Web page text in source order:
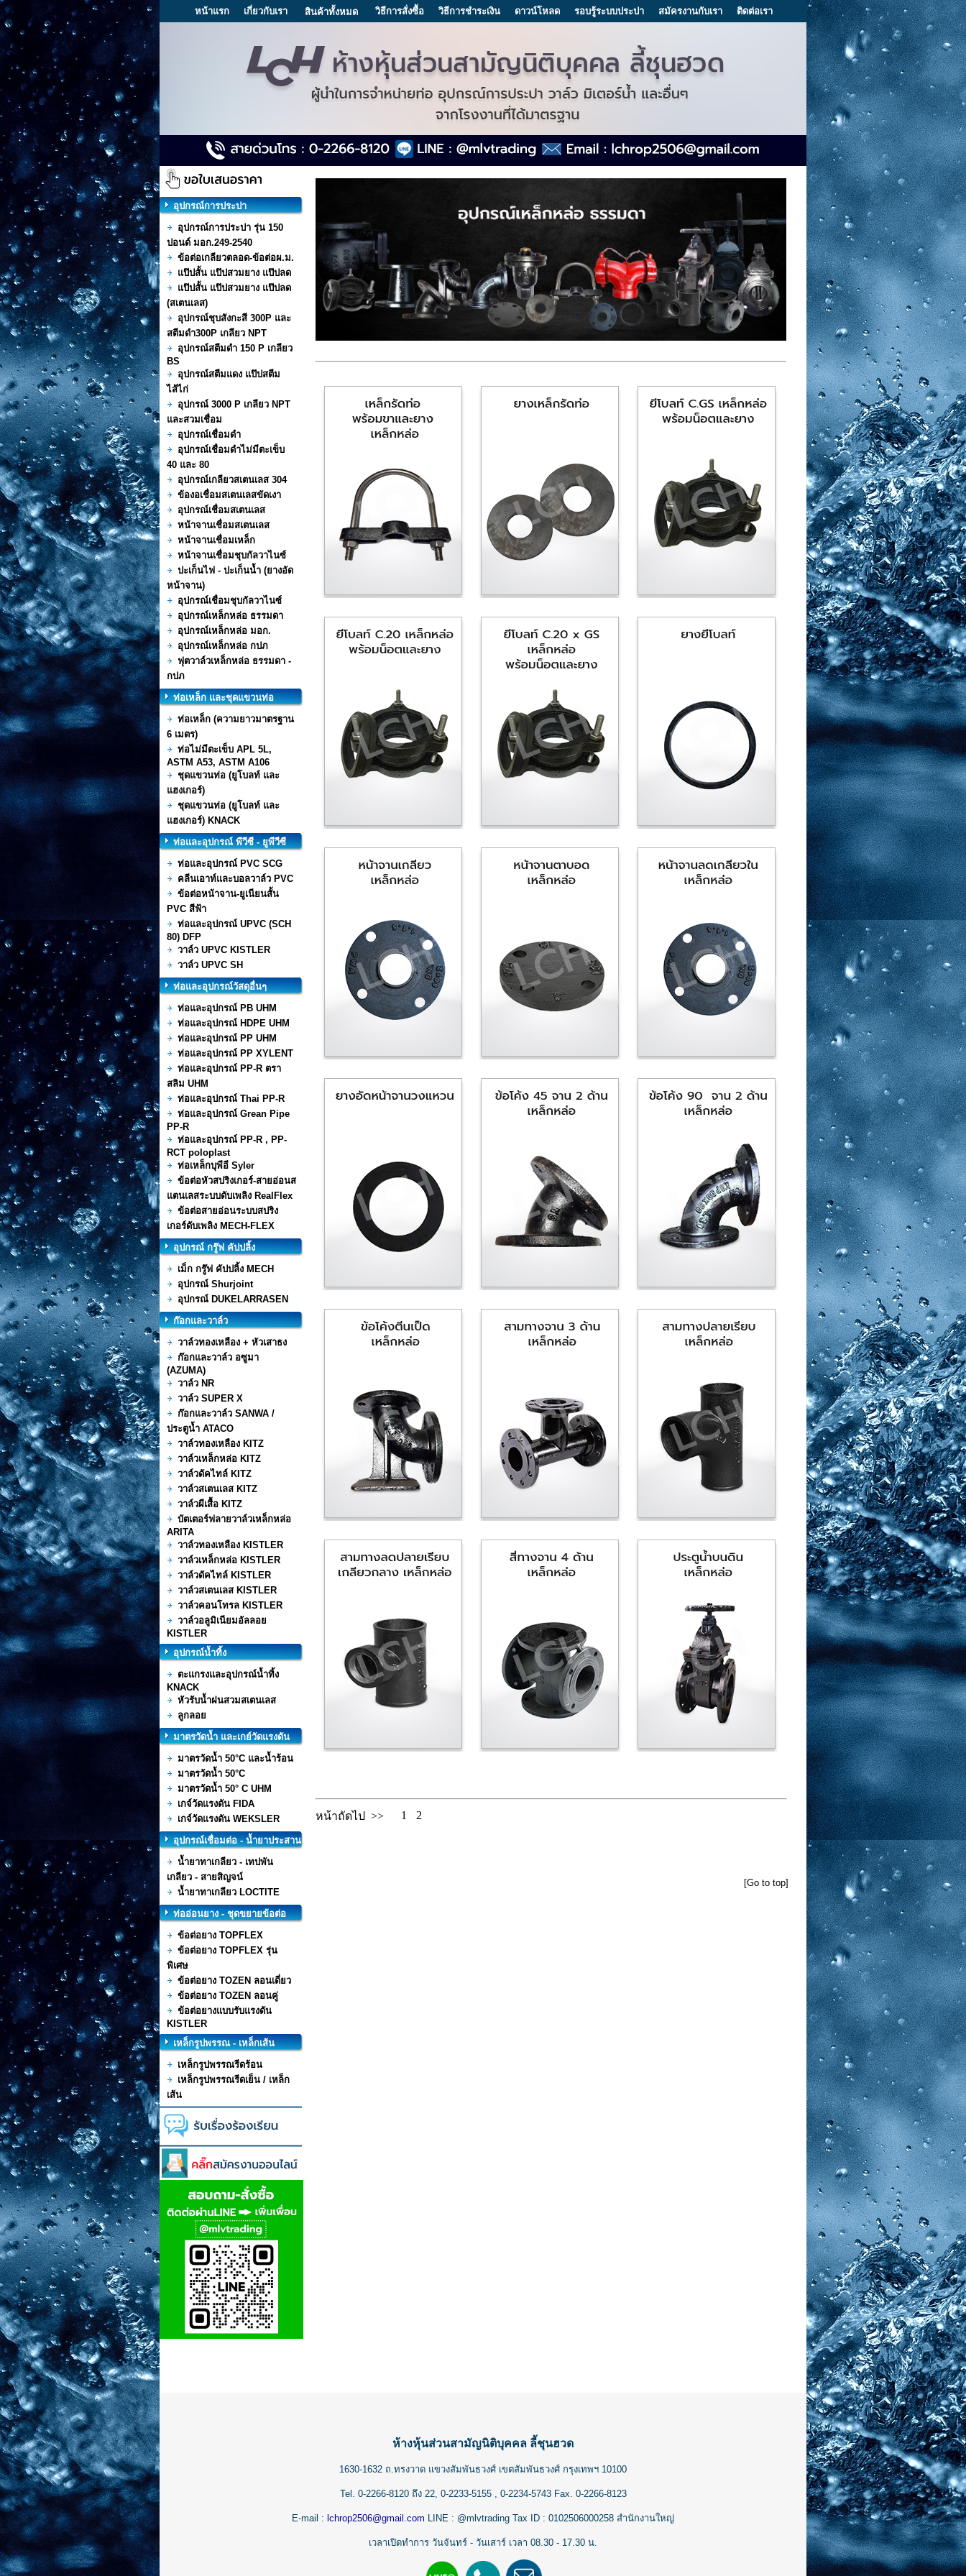
หน้าแรก เกี่ยวกับเรา สินค้าทั้งหมด วิธีการสั่งซื้อ วิธีการชำระเงิน ดาวน์โหลด รอบรู้ระบบประปา สมัครงานกับเรา ติดต่อเรา
อุปกรณ์การประปา
อุปกรณ์การประปา รุ่น 150
ปอนด์ มอก.249-2540
ข้อต่อเกลียวตลอด-ข้อต่อผ.ม.
แป๊ปสั้น แป๊ปสวมยาง แป๊ปลด
แป๊ปสั้น แป๊ปสวมยาง แป๊ปลด
(สเตนเลส)
อุปกรณ์ชุบสังกะสี 300P และ
สตีมดำ300P เกลียว NPT
อุปกรณ์สตีมดำ 150 P เกลียว
BS
อุปกรณ์สตีมแดง แป๊ปสตีม
ไส้ไก่
อุปกรณ์ 3000 P เกลียว NPT
และสวมเชื่อม
อุปกรณ์เชื่อมดำ
อุปกรณ์เชื่อมดำไม่มีตะเข็บ
40 และ 80
อุปกรณ์เกลียวสเตนเลส 304
ข้องอเชื่อมสเตนเลสขัดเงา
อุปกรณ์เชื่อมสเตนเลส
หน้าจานเชื่อมสเตนเลส
หน้าจานเชื่อมเหล็ก
หน้าจานเชื่อมชุบกัลวาไนซ์
ปะเก็นไฟ - ปะเก็นน้ำ (ยางอัด
หน้าจาน)
อุปกรณ์เชื่อมชุบกัลวาไนซ์
อุปกรณ์เหล็กหล่อ ธรรมดา
อุปกรณ์เหล็กหล่อ มอก.
อุปกรณ์เหล็กหล่อ กปภ
ฟุตวาล์วเหล็กหล่อ ธรรมดา -
กปภ
ท่อเหล็ก และชุดแขวนท่อ
ท่อเหล็ก (ความยาวมาตรฐาน
6 เมตร)
ท่อไม่มีตะเข็บ APL 5L,
ASTM A53, ASTM A106
ชุดแขวนท่อ (ยูโบลท์ และ
แฮงเกอร์)
ชุดแขวนท่อ (ยูโบลท์ และ
แฮงเกอร์) KNACK
ท่อและอุปกรณ์ พีวีซี - ยูพีวีซี
ท่อและอุปกรณ์ PVC SCG
คลีนเอาท์และบอลวาล์ว PVC
ข้อต่อหน้าจาน-ยูเนียนสั้น
PVC สีฟ้า
ท่อและอุปกรณ์ UPVC (SCH
80) DFP
วาล์ว UPVC KISTLER
วาล์ว UPVC SH
ท่อและอุปกรณ์วัสดุอื่นๆ
ท่อและอุปกรณ์ PB UHM
ท่อและอุปกรณ์ HDPE UHM
ท่อและอุปกรณ์ PP UHM
ท่อและอุปกรณ์ PP XYLENT
ท่อและอุปกรณ์ PP-R ตรา
สลิม UHM
ท่อและอุปกรณ์ Thai PP-R
ท่อและอุปกรณ์ Grean Pipe
PP-R
ท่อและอุปกรณ์ PP-R , PP-
RCT poloplast
ท่อเหล็กบุพีอี Syler
ข้อต่อหัวสปริงเกอร์-สายอ่อนส
แตนเลสระบบดับเพลิง RealFlex
ข้อต่อสายอ่อนระบบสปริง
เกอร์ดับเพลิง MECH-FLEX
อุปกรณ์ กรู๊ฟ คัปปลิ้ง
เม็ก กรู๊ฟ คัปปลิ้ง MECH
อุปกรณ์ Shurjoint
อุปกรณ์ DUKELARRASEN
ก๊อกและวาล์ว
วาล์วทองเหลือง + หัวเสาธง
ก๊อกและวาล์ว อซูมา
(AZUMA)
วาล์ว NR
วาล์ว SUPER X
ก๊อกและวาล์ว SANWA /
ประตูน้ำ ATACO
วาล์วทองเหลือง KITZ
วาล์วเหล็กหล่อ KITZ
วาล์วดัคไทล์ KITZ
วาล์วสเตนเลส KITZ
วาล์วผีเสื้อ KITZ
บัตเตอร์ฟลายวาล์วเหล็กหล่อ
ARITA
วาล์วทองเหลือง KISTLER
วาล์วเหล็กหล่อ KISTLER
วาล์วดัคไทล์ KISTLER
วาล์วสเตนเลส KISTLER
วาล์วคอนโทรล KISTLER
วาล์วอลูมิเนียมอัลลอย
KISTLER
อุปกรณ์น้ำทิ้ง
ตะแกรงและอุปกรณ์น้ำทิ้ง
KNACK
หัวรับน้ำฝนสวมสเตนเลส
ลูกลอย
มาตรวัดน้ำ และเกย์วัดแรงดัน
มาตรวัดน้ำ 50°C และน้ำร้อน
มาตรวัดน้ำ 50°C
มาตรวัดน้ำ 50° C UHM
เกจ์วัดแรงดัน FIDA
เกจ์วัดแรงดัน WEKSLER
อุปกรณ์เชื่อมต่อ - น้ำยาประสาน
ท่อน้ำยาทาเกลียว - เทปพัน
เกลียว - สายสิญจน์
น้ำยาทาเกลียว LOCTITE
ท่ออ่อนยาง - ชุดขยายข้อต่อ
ข้อต่อยาง TOPFLEX
ข้อต่อยาง TOPFLEX รุ่น
พิเศษ
ข้อต่อยาง TOZEN ลอนเดี่ยว
ข้อต่อยาง TOZEN ลอนคู่
ข้อต่อยางแบบรับแรงดัน
KISTLER
เหล็กรูปพรรณ - เหล็กเส้น
เหล็กรูปพรรณรีดร้อน
เหล็กรูปพรรณรีดเย็น / เหล็ก
เส้น
หน้าถัดไป >> 1 2
[Go to top]
ห้างหุ้นส่วนสามัญนิติบุคคล ลี้ชุนฮวด
1630-1632 ถ.ทรงวาด แขวงสัมพันธวงศ์ เขตสัมพันธวงศ์ กรุงเทพฯ 10100
Tel. 0-2266-8120ถึง 22, 0-2233-5155 , 0-2234-5743 Fax. 0-2266-8123
E-mail : lchrop2506@gmail.com LINE : @mlvtrading Tax ID : 0102506000258 สำนักงานใหญ่
เวลาเปิดทำการ วันจันทร์ - วันเสาร์ เวลา 08.30 - 17.30 น.